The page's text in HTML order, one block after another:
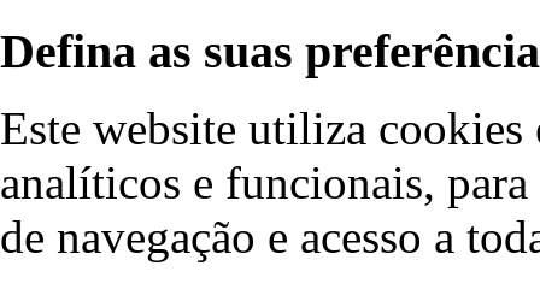
Defina as suas
Este website utiliza cookies
analíticos e funcionais,
de navegação e acesso a